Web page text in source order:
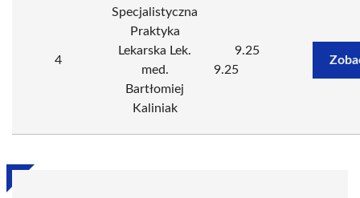
4
Specjalistyczna
Praktyka
Lekarska Lek.
med.
Bartłomiej
Kaliniak
9.25
9.25